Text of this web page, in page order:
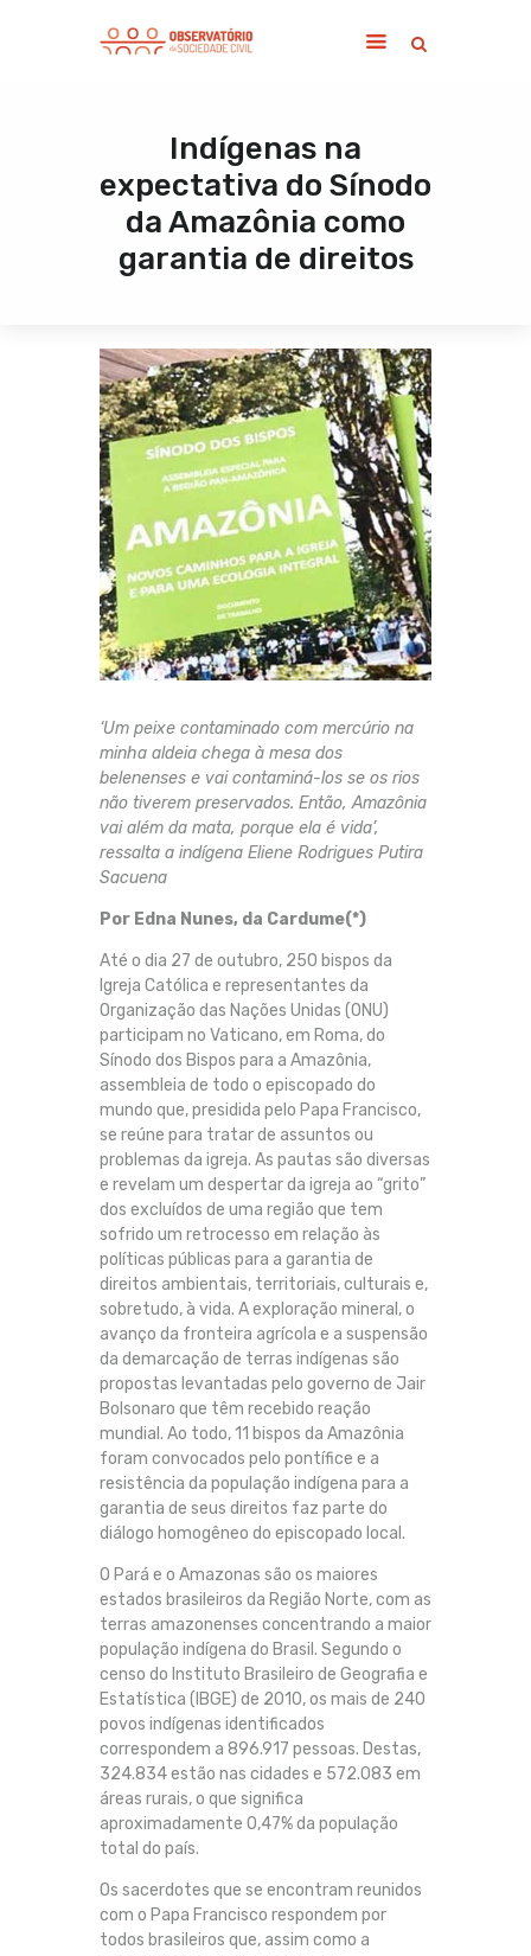
Indígenas na
expectativa do Sínodo
da Amazônia como
garantia de direitos
Sobre
Notícias
Publicações
‘Um peixe contaminado com mercúrio na
minha aldeia chega à mesa dos
belenenses e vai contaminá-los se os rios
não tiverem preservados. Então, Amazônia
vai além da mata, porque ela é vida’,
ressalta a indígena Eliene Rodrigues Putira
Sacuena
Por Edna Nunes, da Cardume(*)
Até o dia 27 de outubro, 250 bispos da
Igreja Católica e representantes da
Organização das Nações Unidas (ONU)
participam no Vaticano, em Roma, do
Sínodo dos Bispos para a Amazônia,
assembleia de todo o episcopado do
mundo que, presidida pelo Papa Francisco,
se reúne para tratar de assuntos ou
problemas da igreja. As pautas são diversas
e revelam um despertar da igreja ao “grito”
dos excluídos de uma região que tem
sofrido um retrocesso em relação às
políticas públicas para a garantia de
direitos ambientais, territoriais, culturais e,
sobretudo, à vida. A exploração mineral, o
avanço da fronteira agrícola e a suspensão
da demarcação de terras indígenas são
propostas levantadas pelo governo de Jair
Bolsonaro que têm recebido reação
mundial. Ao todo, 11 bispos da Amazônia
foram convocados pelo pontífice e a
resistência da população indígena para a
garantia de seus direitos faz parte do
diálogo homogêneo do episcopado local.
O Pará e o Amazonas são os maiores
estados brasileiros da Região Norte, com as
terras amazonenses concentrando a maior
população indígena do Brasil. Segundo o
censo do Instituto Brasileiro de Geografia e
Estatística (IBGE) de 2010, os mais de 240
povos indígenas identificados
correspondem a 896.917 pessoas. Destas,
324.834 estão nas cidades e 572.083 em
áreas rurais, o que significa
aproximadamente 0,47% da população
total do país.
Os sacerdotes que se encontram reunidos
com o Papa Francisco respondem por
todos brasileiros que, assim como a